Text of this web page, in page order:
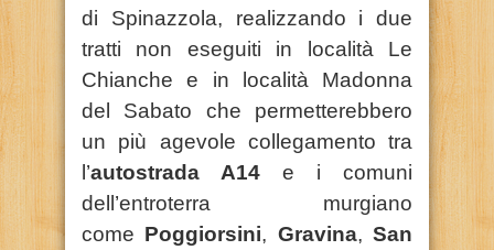
di Spinazzola, realizzando i due
tratti non eseguiti in località Le
Chianche e in località Madonna
del Sabato che permetterebbero
un più agevole collegamento tra
l’autostrada A14 e i comuni
dell’entroterra murgiano
come Poggiorsini, Gravina,San